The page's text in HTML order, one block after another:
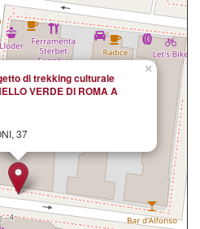
×
di trekking culturale
VERDE DI ROMA A
37